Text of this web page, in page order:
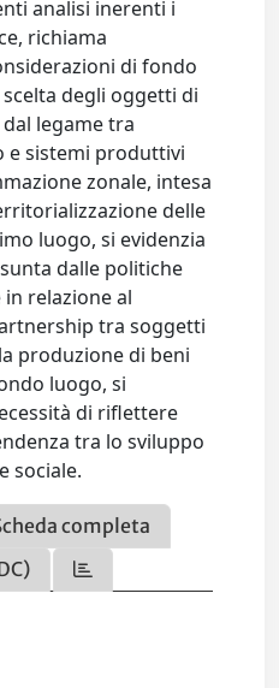
analisi inerenti i
richiama
di fondo
degli oggetti di
legame tra
sistemi produttivi
zonale, intesa
delle
luogo, si evidenzia
dalle politiche
relazione al
tra soggetti
produzione di beni
luogo, si
di riflettere
tra lo sviluppo
sociale.
completa